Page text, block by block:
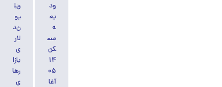
ود
یع
ه
مس
کن
۱۴
۰۵
آغا
ریل
یو
ن‌د
لار
ی
بازا
رها
ی